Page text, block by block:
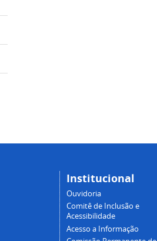
Institucional
Ouvidoria
Comitê de Inclusão e
Acessibilidade
Acesso a Informação